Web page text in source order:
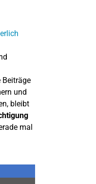
Beiträge
und
bleibt
mal